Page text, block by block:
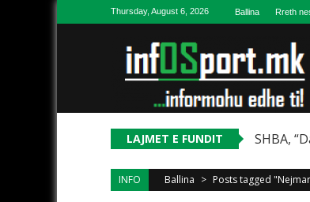
Skip to contentThursday, August 6, 2026 Ballina Rreth
LAJMET E FUNDIT SHBA,
INFO Ballina > Posts tagged